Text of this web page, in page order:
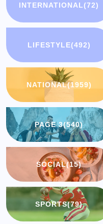
INTERNATIONAL(72)
LIFESTYLE(492)
NATIONAL(1959)
PAGE 3(540)
SOCIAL(15)
SPORTS(79)